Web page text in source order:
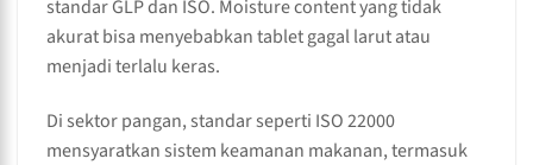
standar GLP dan ISO. Moisture content yang tidak
akurat bisa menyebabkan tablet gagal larut atau
menjadi terlalu keras.
Di sektor pangan, standar seperti ISO 22000
mensyaratkan sistem keamanan makanan, termasuk